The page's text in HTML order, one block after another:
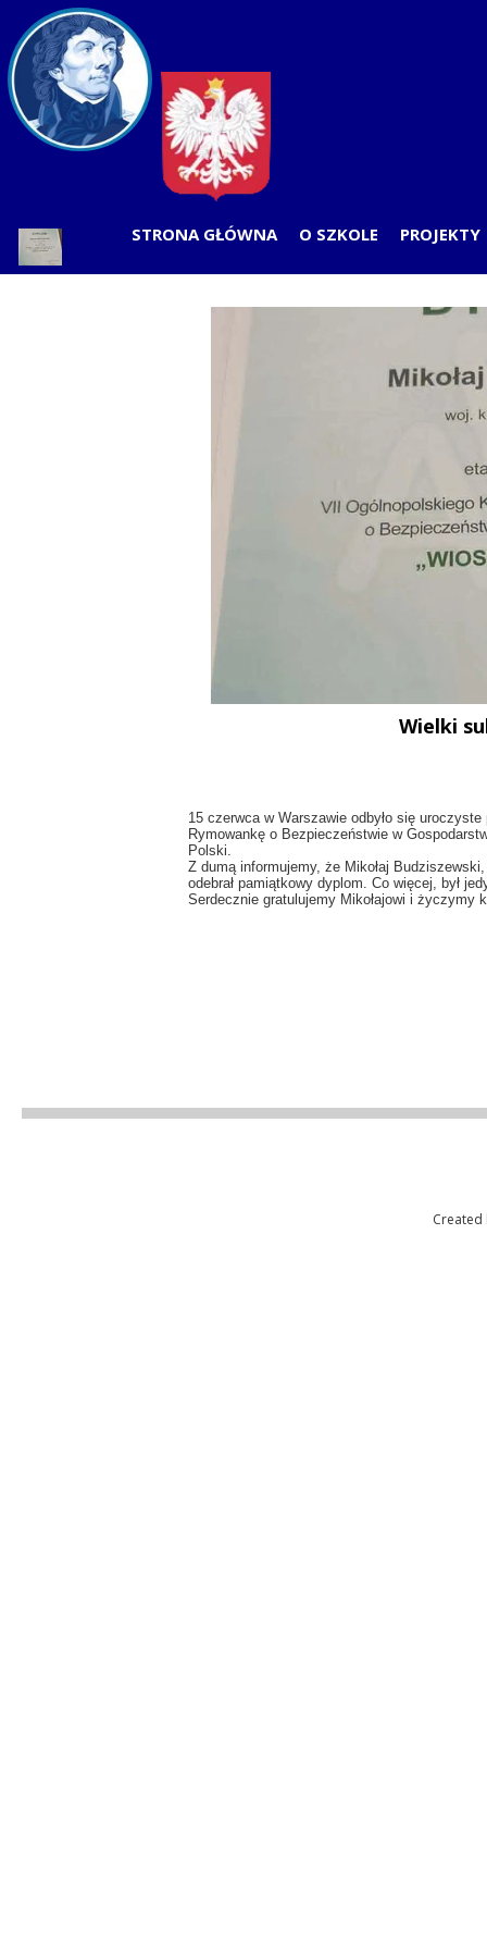
15 czerwca w Warszawie odbyło się
Rymowankę o Bezpieczeństwie w
Polski.
Z dumą informujemy, że Mikołaj
odebrał pamiątkowy dyplom. Co więcej, był
Serdecznie gratulujemy Mikołajowi i życzymy
Wielki
STRONA GŁÓWNA O SZKOLE
PLAN LEKCJI
ODDZIAŁY
SAMORZĄD UCZNIOWSKI
PRACOWNICY
HISTORIA
PROJEKTY
Created